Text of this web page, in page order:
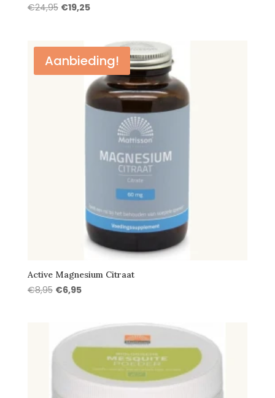
€24,95 Oorspronkelijke
€24,95.
€19,25Huidige
€19,25.
Aanbieding!
Active Magnesium Citraat
€8,95 Oorspronkelijke
€8,95.
€6,95Huidige
€6,95.